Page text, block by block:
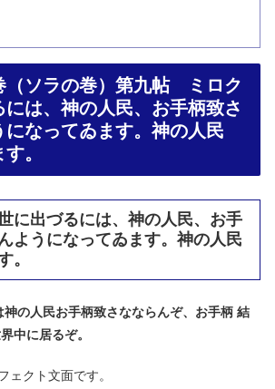
（ソラの巻）第九帖 ミロク
は、神の人民、お手柄致さ
になってゐます。神の人民
。
に出づるには、神の人民、お手
ようになってゐます。神の人民
。
神の人民お手柄致さなならんぞ、お手柄 結
中に居るぞ。
ェクト文面です。